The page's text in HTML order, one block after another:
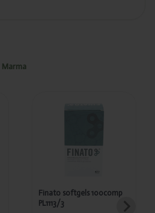
Marma
Finato softgels 100comp
PL1113/3